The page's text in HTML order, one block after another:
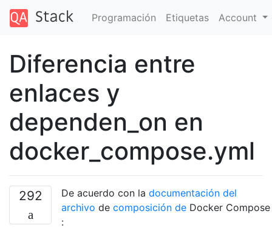
Programación Etiquetas Account
Diferencia entre
enlaces y
dependen_on en
docker_compose.yml
292 De acuerdo con la documentación del
archivo de composición de Docker Compose
: